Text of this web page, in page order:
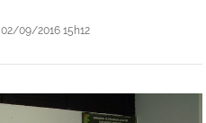
02/09/2016 15h12